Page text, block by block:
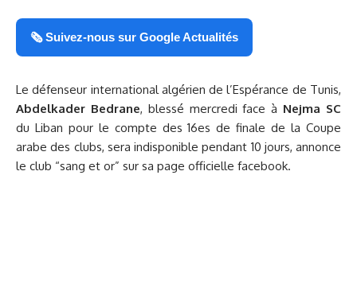
🗞️ Suivez-nous sur Google Actualités
Le défenseur international algérien de l’Espérance de Tunis,
Abdelkader Bedrane, blessé mercredi face à Nejma SC
du Liban pour le compte des 16es de finale de la Coupe
arabe des clubs, sera indisponible pendant 10 jours, annonce
le club “sang et or” sur sa page officielle facebook.